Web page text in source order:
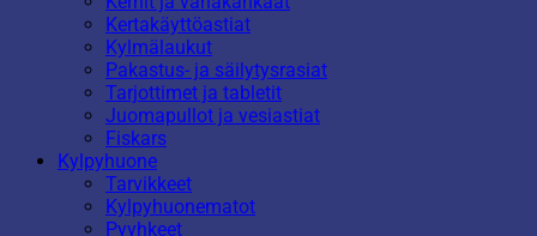
Kertakäyttöastiat
Kylmälaukut
Pakastus- ja säilytysrasiat
Tarjottimet ja tabletit
Juomapullot ja vesiastiat
Fiskars
Kylpyhuone
Tarvikkeet
Kylpyhuonematot
Pyyhkeet